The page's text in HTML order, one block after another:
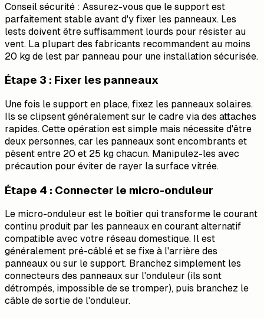
Conseil sécurité : Assurez-vous que le support est
parfaitement stable avant d'y fixer les panneaux. Les
lests doivent être suffisamment lourds pour résister au
vent. La plupart des fabricants recommandent au moins
20 kg de lest par panneau pour une installation sécurisée.
Étape 3 : Fixer les panneaux
Une fois le support en place, fixez les panneaux solaires.
Ils se clipsent généralement sur le cadre via des attaches
rapides. Cette opération est simple mais nécessite d'être
deux personnes, car les panneaux sont encombrants et
pèsent entre 20 et 25 kg chacun. Manipulez-les avec
précaution pour éviter de rayer la surface vitrée.
Étape 4 : Connecter le micro-onduleur
Le micro-onduleur est le boîtier qui transforme le courant
continu produit par les panneaux en courant alternatif
compatible avec votre réseau domestique. Il est
généralement pré-câblé et se fixe à l'arrière des
panneaux ou sur le support. Branchez simplement les
connecteurs des panneaux sur l'onduleur (ils sont
détrompés, impossible de se tromper), puis branchez le
câble de sortie de l'onduleur.